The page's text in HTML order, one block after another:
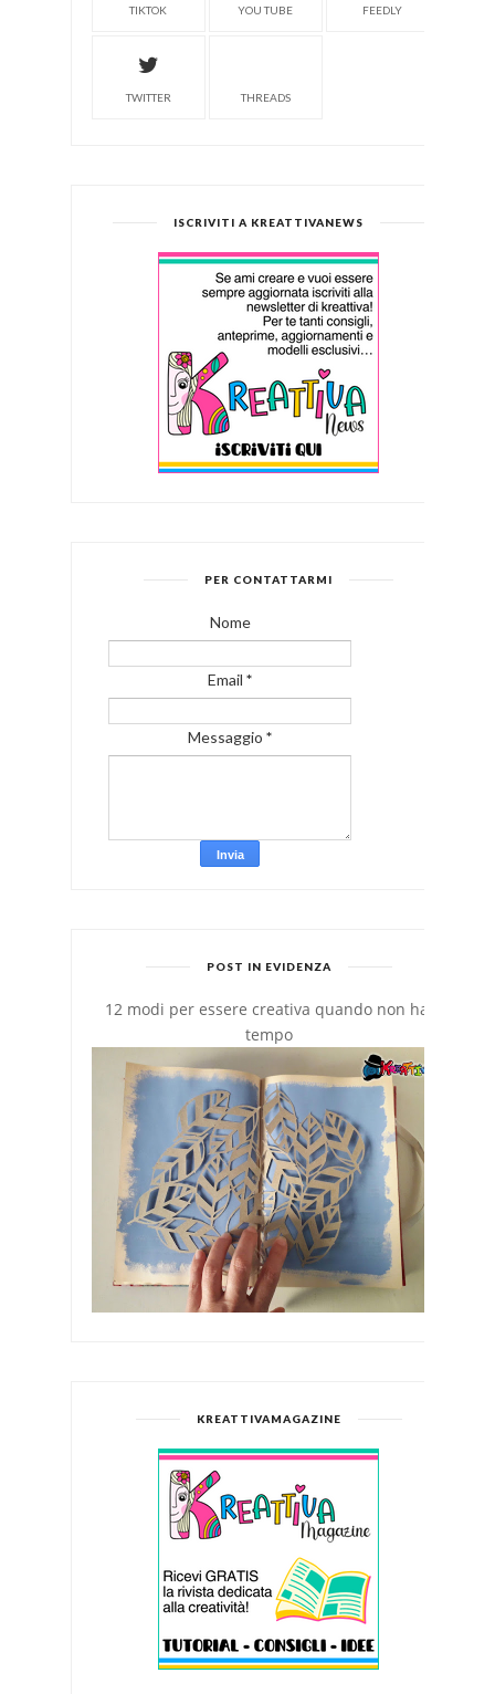
TIKTOK YOU TUBE FEEDLY
TWITTER THREADS
ISCRIVITI A KREATTIVANEWS
PER CONTATTARMI
Nome
Email *
Messaggio *
POST IN EVIDENZA
12 modi per essere creativa quando non hai
tempo
KREATTIVAMAGAZINE